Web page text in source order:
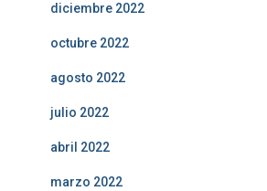
diciembre 2022
octubre 2022
agosto 2022
julio 2022
abril 2022
marzo 2022